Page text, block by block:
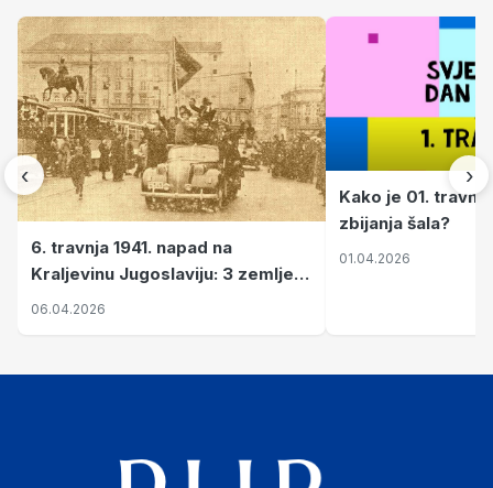
‹
6. travnja 1941. napad na
Kraljevinu Jugoslaviju: 3 zemlje
nastale njenim raspadom
06.04.2026
Kako je 01.
zbijanja šala?
01.04.2026
›